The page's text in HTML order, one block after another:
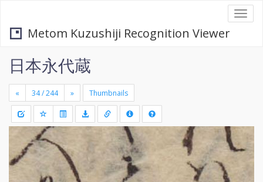
Metom Kuzushiji Recognition Viewer
日本永代蔵
« » Thumbnails
+
-
Draw